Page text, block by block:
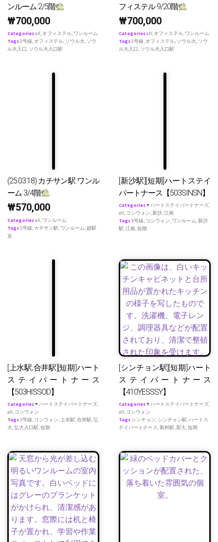
ンルーム 2/5階
₩700,000
Categoriesall, オフィステル, ワンルーム
Tags2号線, オフィステル, ソウル大, ソウ
ル大入口, ソウル大入口駅
フィステル 9/20階
₩700,000
Categoriesall, オフィステル, ワンルーム
Tags2号線, オフィステル, ソウル大, ソウ
ル大入口, ソウル大入口駅
(25.03.18) カチサン駅 ワンル
ーム 3/4階
₩570,000
Categoriesall, ワンルーム
Tags2号線, カチサン駅, ワンルーム, 超駅
近
[新沙駅][短期]ハートステイ
パートナース【503SINSN】
Categories♥ ハートステイパートナーズ,
all, コシウォン,新沙,江南
Tags3号線, コシウォン, ワンルーム,新沙
駅,江南,短期
[上水駅,合井駅][短期]ハート
ステイパートナース
【503HISSOD】
Categories♥ ハートステイパートナーズ,
all, コシウォン
Tags2号線, コシウォン, 上水駅,合井駅,弘
大,弘大入口駅,短期
[シンチョン駅][短期]ハート
ステイパートナース
【410YESSSY】
Categories♥ ハートステイパートナーズ,
all, コシウォン
Tags シンチョン, シンチョン駅,ハートス
テイパートナース,新村駅,梨大,短期